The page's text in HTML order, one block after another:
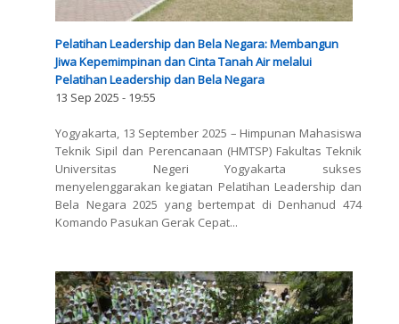
Pelatihan Leadership dan Bela Negara: Membangun
Jiwa Kepemimpinan dan Cinta Tanah Air melalui
Pelatihan Leadership dan Bela Negara
13 Sep 2025 - 19:55
Yogyakarta, 13 September 2025 – Himpunan Mahasiswa
Teknik Sipil dan Perencanaan (HMTSP) Fakultas Teknik
Universitas Negeri Yogyakarta sukses
menyelenggarakan kegiatan Pelatihan Leadership dan
Bela Negara 2025 yang bertempat di Denhanud 474
Komando Pasukan Gerak Cepat...